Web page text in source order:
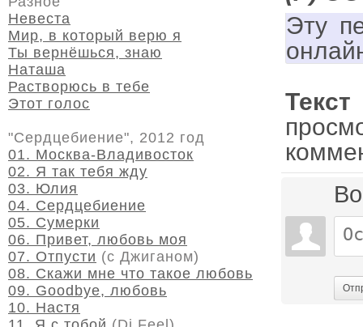
Эту
Невеста
Мир, в который верю я
Ты вернёшься, знаю
Наташа
Растворюсь в тебе
Этот голос
"Сердцебиение", 2012 год
01. Москва-Владивосток
02. Я так тебя жду
03. Юлия
04. Сердцебиение
05. Сумерки
06. Привет, любовь моя
07. Отпусти (с Джиганом)
08. Скажи мне что такое любовь
09. Goodbye, любовь
10. Настя